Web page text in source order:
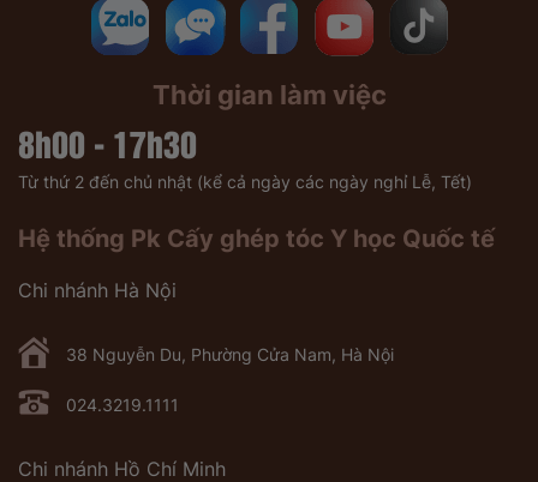
Thời gian làm việc
8h00 - 17h30
Từ thứ 2 đến chủ nhật (kể cả ngày các ngày nghỉ Lễ, Tết)
Hệ thống Pk Cấy ghép tóc Y học Quốc tế
Chi nhánh Hà Nội
38 Nguyễn Du, Phường Cửa Nam, Hà Nội
024.3219.1111
Chi nhánh Hồ Chí Minh